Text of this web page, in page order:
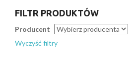
FILTR PRODUKTÓW
Producent
Wyczyść filtry